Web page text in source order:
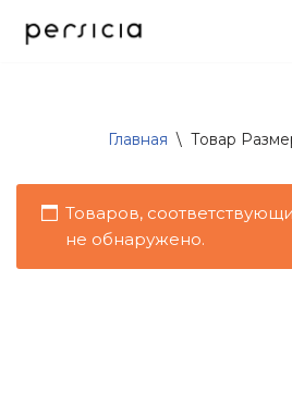
Главная \ Товар
Товаров,
не обнаружено.